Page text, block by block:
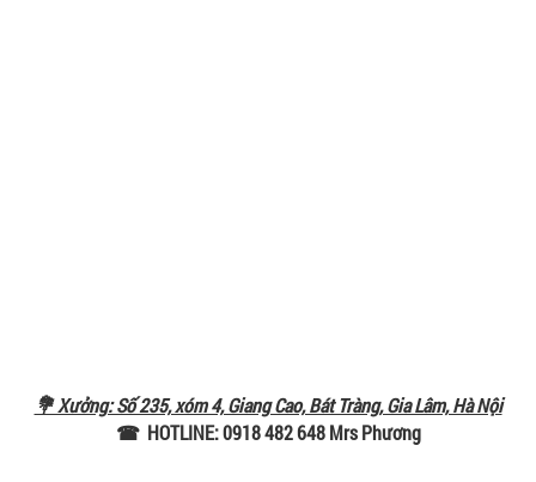
💐 Xưởng: Số 235, xóm 4, Giang Cao, Bát Tràng, Gia Lâm, Hà Nội
☎ HOTLINE: 0918 482 648 Mrs Phương